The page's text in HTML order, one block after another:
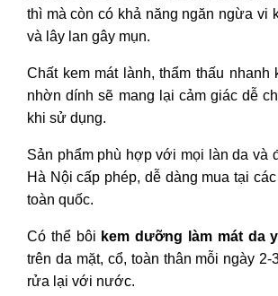
thì mà còn có khả năng ngăn ngừa vi
và lây lan gây mụn.
Chất kem mát lành, thẩm thấu nhanh
nhờn dính sẽ mang lại cảm giác dễ
khi sử dụng.
Sản phẩm phù hợp với mọi làn da và
Hà Nội cấp phép, dễ dàng mua tại
toàn quốc.
Có thể bôi kem dưỡng làm mát da
trên da mặt, cổ, toàn thân mỗi ngày 2-
rửa lại với nước.